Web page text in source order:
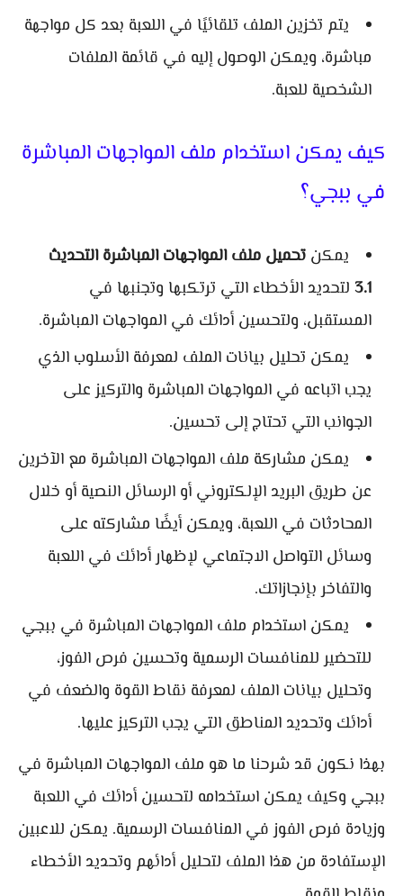
يتم تخزين الملف تلقائيًا في اللعبة بعد كل مواجهة
مباشرة، ويمكن الوصول إليه في قائمة الملفات
الشخصية للعبة.
كيف يمكن استخدام ملف المواجهات المباشرة
في ببجي؟
يمكن تحميل ملف المواجهات المباشرة التحديث
3.1 لتحديد الأخطاء التي ترتكبها وتجنبها في
المستقبل، ولتحسين أدائك في المواجهات المباشرة.
يمكن تحليل بيانات الملف لمعرفة الأسلوب الذي
يجب اتباعه في المواجهات المباشرة والتركيز على
الجوانب التي تحتاج إلى تحسين.
يمكن مشاركة ملف المواجهات المباشرة مع الآخرين
عن طريق البريد الإلكتروني أو الرسائل النصية أو خلال
المحادثات في اللعبة، ويمكن أيضًا مشاركته على
وسائل التواصل الاجتماعي لإظهار أدائك في اللعبة
والتفاخر بإنجازاتك.
يمكن استخدام ملف المواجهات المباشرة في ببجي
للتحضير للمنافسات الرسمية وتحسين فرص الفوز،
وتحليل بيانات الملف لمعرفة نقاط القوة والضعف في
أدائك وتحديد المناطق التي يجب التركيز عليها.
بهذا نكون قد شرحنا ما هو ملف المواجهات المباشرة في
ببجي وكيف يمكن استخدامه لتحسين أدائك في اللعبة
وزيادة فرص الفوز في المنافسات الرسمية. يمكن للاعبين
الإستفادة من هذا الملف لتحليل أدائهم وتحديد الأخطاء